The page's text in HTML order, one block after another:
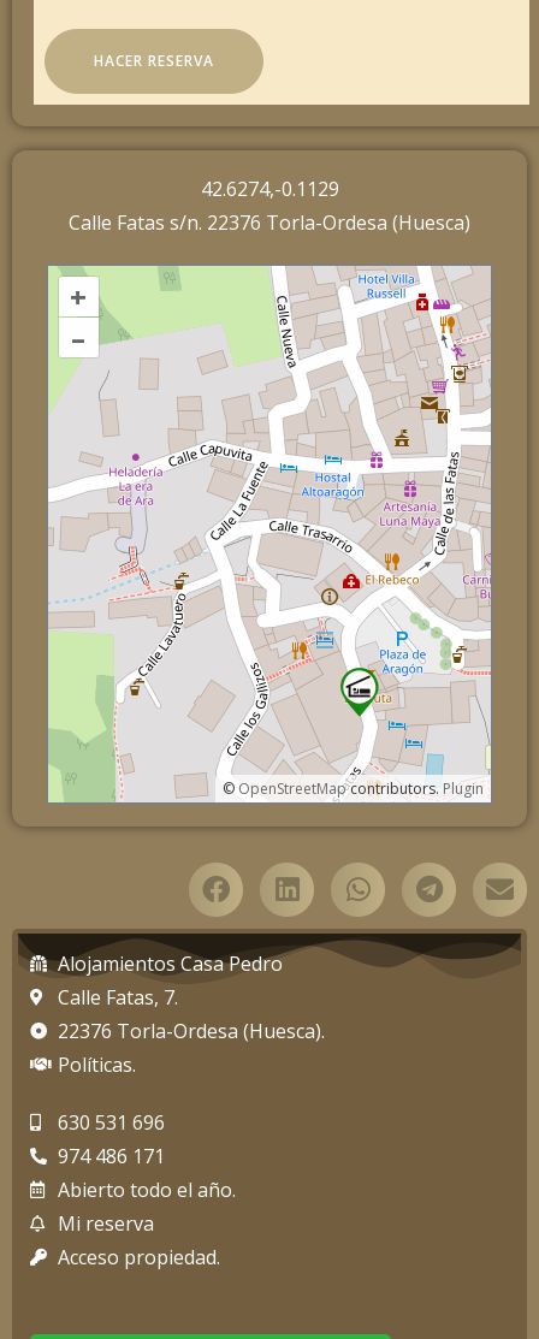
HACER RESERVA
42.6274,-0.1129
Calle Fatas s/n. 22376 Torla-Ordesa (Huesca)
+
–
© OpenStreetMapcontributors.Plugin
Alojamientos Casa Pedro
Calle Fatas, 7.
22376 Torla-Ordesa (Huesca).
Políticas.
630 531 696
974 486 171
Abierto todo el año.
Mi reserva
Acceso propiedad.